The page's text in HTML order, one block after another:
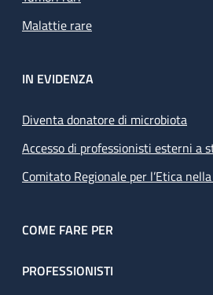
Malattie rare
IN EVIDENZA
Diventa donatore di microbiota
Accesso di professionisti esterni a
Comitato Regionale per l’Etica
COME FARE PER
PROFESSIONISTI